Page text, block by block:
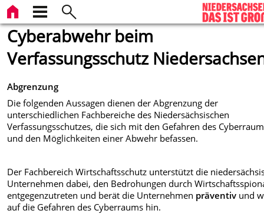
Cyberabwehr beim
Verfassungsschutz
Abgrenzung
Die folgenden Aussagen dienen der Abgrenzung der
unterschiedlichen Fachbereiche des Niedersächsischen
Verfassungsschutzes, die sich mit den Gefahren des
und den Möglichkeiten einer Abwehr befassen.
Der Fachbereich Wirtschaftsschutz unterstützt die
Unternehmen dabei, den Bedrohungen durch
entgegenzutreten und berät die Unternehmen präventiv und
auf die Gefahren des Cyberraums hin.